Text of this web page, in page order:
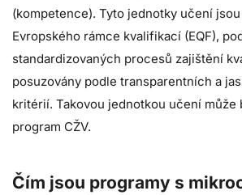
(kompetence). Tyto jednotky učení
Evropského rámce kvalifikací (EQF),
standardizovaných procesů zajištění
posuzovány podle transparentních a
kritérií. Takovou jednotkou učení může
program CŽV.
Čím jsou programy s